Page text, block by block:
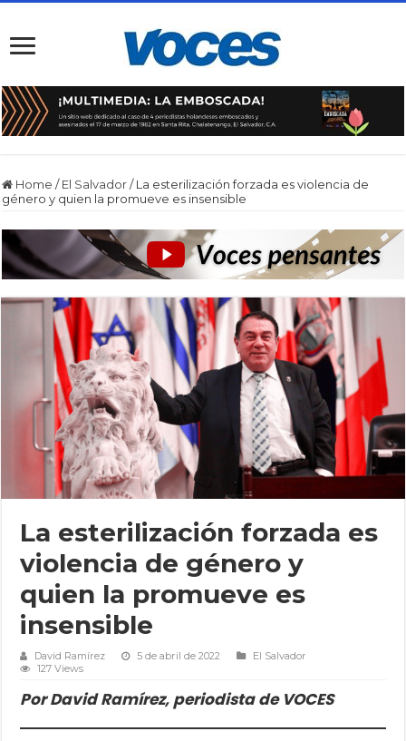
Home / El Salvador / La esterilización forzada es violencia de
género y quien la promueve es insensible
La esterilización forzada es
violencia de género y
quien la promueve es
insensible
David Ramírez 5 de abril de 2022
El Salvador
127 Views
Por David Ramírez, periodista de VOCES